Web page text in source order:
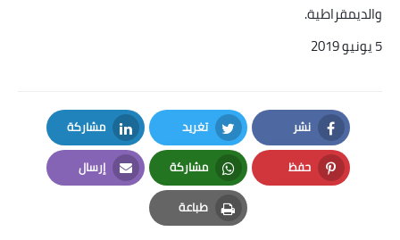
والديمقراطية.
5يونيو 2019
نشر
Facebook
تغريد
Twitter
مشاركة
LinkedIn
حفظ
Pinterest
مشاركة
Whatsapp
إرسال
Email
طباعة
Print